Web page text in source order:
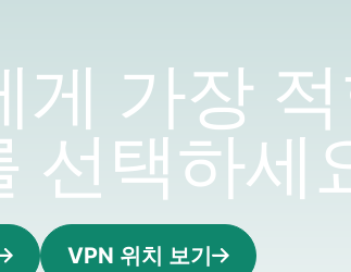
용하는 온라인 서비스
게임용 VPN
펴보기
하나의 구독으로 종합적인 첨단 개
세요. 완벽한 작동으로 더욱 탁월한
모든 제품 보기
Linux NEW
VPN 사용 방법
VPN 암호화 정보
다.
ExpressAI
컨피덴셜 컴퓨
팅으로 구동되
어 프라이버시
능을 선사하는
최초의 소비자
holiday.com
eSIM
150개 이상의
지역에서 사용
가능한 무료
게 가장
선택하세
VPN 위치 보기